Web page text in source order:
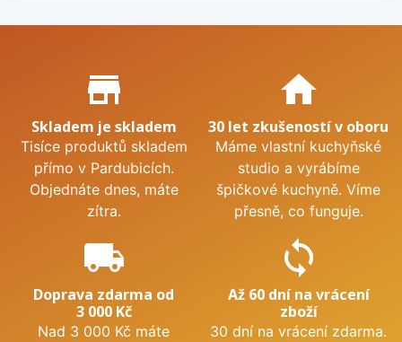
Proč nakupovat u nás?
store_mall_directory
Skladem je skladem
Tisíce produktů skladem
přímo v Pardubicích.
Objednáte dnes, máte
zítra.
home
30 let zkušeností v oboru
Máme vlastní kuchyňské
studio a vyrábíme
špičkové kuchyně. Víme
přesně, co funguje.
local_shipping
Doprava zdarma od
3 000 Kč
Nad 3 000 Kč máte
sync
Až 60 dní na vrácení
zboží
30 dní na vrácení zdarma.